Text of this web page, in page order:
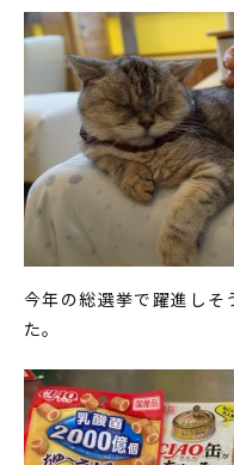
今年の総選挙で躍進しそ
た。